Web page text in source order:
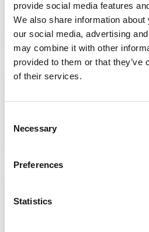
provide social media features
We also share information
our social media, advertising
may combine it with other
provided to them or that they’ve
of their services.
Selection
Necessary
Preferences
Statistics
Solide